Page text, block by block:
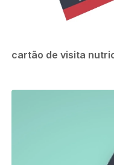
cartão de visita